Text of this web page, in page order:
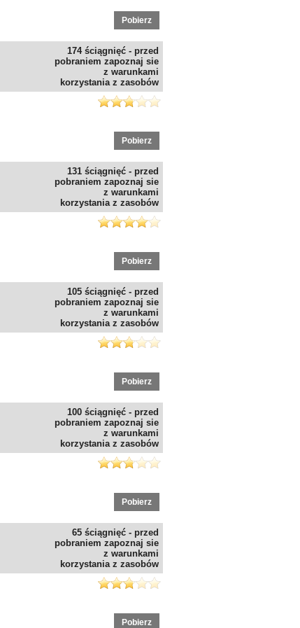
Pobierz
174 ściągnięć - przed
pobraniem zapoznaj sie
z warunkami
korzystania z zasobów
Pobierz
131 ściągnięć - przed
pobraniem zapoznaj sie
z warunkami
korzystania z zasobów
Pobierz
105 ściągnięć - przed
pobraniem zapoznaj sie
z warunkami
korzystania z zasobów
Pobierz
100 ściągnięć - przed
pobraniem zapoznaj sie
z warunkami
korzystania z zasobów
Pobierz
65 ściągnięć - przed
pobraniem zapoznaj sie
z warunkami
korzystania z zasobów
Pobierz